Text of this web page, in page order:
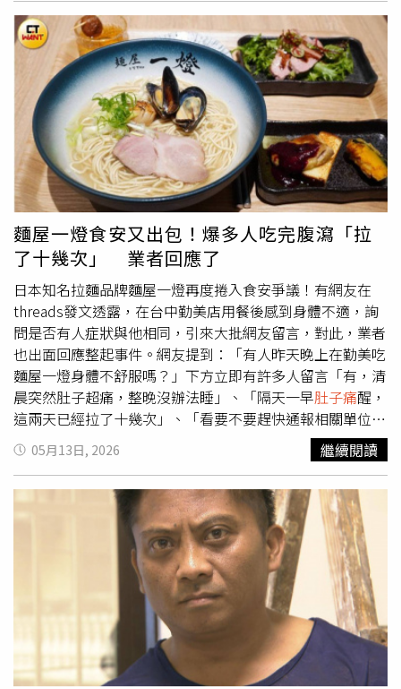
近常看到有人吃完一燈身體不舒服」。針對消費者反映，麵
屋一燈第一時間先於貼文下方留言致歉，表示已同步啟動內
部調查，希望進一步了解當事人的用餐內容、身體狀況及聯
絡方式，後續將由專人協助處理。22日晚間，麵屋一燈再度
發布正式聲明，表示目前已主動配合主管機關進行調查與檢
驗，並同步展開全面自主檢視與改善作業。業者指出，經初
步檢查後，發現此次狀況與日前事件存在部分共通因素，目
前研判可能與現場保存環境、生飲水設備，或作業流程中出
現交叉污染風險有關。因此，麵屋一燈也宣布，近期全門市
將暫停提供生飲水服務。若消費者有飲水需求，可向現場服
務人員索取瓶裝水。麵屋一燈表示，對於此次事件造成消費
者不安與困擾，深感抱歉，後續將持續配合相關檢驗與調查
程序，同時以更高標準檢視各項管理細節，進一步改善營運
流程與衛生管理。麵屋一燈發布聲明致歉。（圖／翻攝
Threads／麵屋一燈）
麵屋一燈食安又出包！爆多人吃完腹瀉「拉
了十幾次」 業者回應了
日本知名拉麵品牌麵屋一燈再度捲入食安爭議！有網友在
threads發文透露，在台中勤美店用餐後感到身體不適，詢
問是否有人症狀與他相同，引來大批網友留言，對此，業者
也出面回應整起事件。網友提到：「有人昨天晚上在勤美吃
麵屋一燈身體不舒服嗎？」下方立即有許多人留言「有，清
晨突然肚子超痛，整晚沒辦法睡」、「隔天一早肚子痛醒，
這兩天已經拉了十幾次」、「看要不要趕快通報相關單位
了」。而麵屋一燈官方帳號稍早發出聲明回應，「已接獲單
店顧客反映用餐後身體不適情況，對此公司高度重視，並已
立即啟動相關確認與內部調查作業。」目前除同步檢視相關
作業流程外，也將全力配合衛生主管機關後續調查，並主動
關懷顧客身體狀況。此外，根據《ETtoday新聞雲》報導，
台中市食品藥物安全處則表示接獲民眾通報，食安處已啟動
食品中毒調查，並派員前往進行稽查與採檢，結果預計約2
週出爐，如檢出病原菌，將依食安法處新台幣6萬元以上、2
億元以下罰鍰。據了解，這並非麵屋一燈第一次食安出包，
早在今年3月桃園華泰分店就爆出民眾前往用餐後，出現嘔
吐、噁心等情形，當時衛生局公布稽查結果，發現該店冷藏
庫地面不潔、部分食材未離地存放，要求業者限期改善。
05月13日, 2026 繼續閱讀